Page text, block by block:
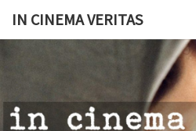
IN CINEMA VERITAS